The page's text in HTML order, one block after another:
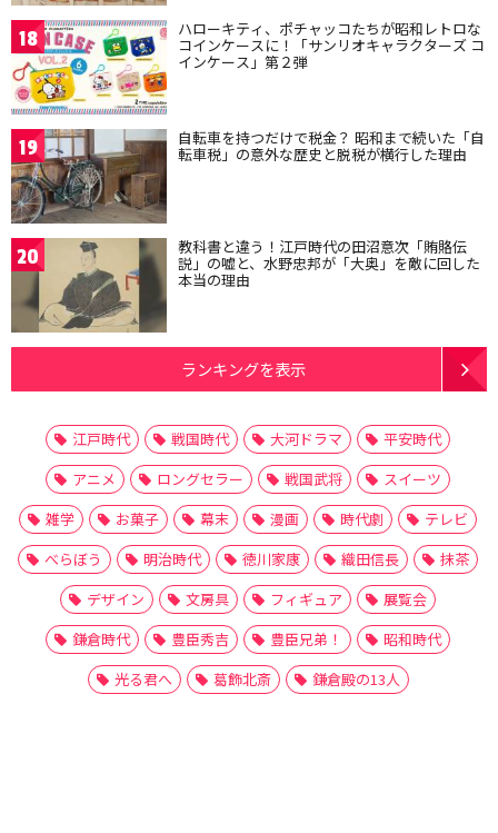
18 ハローキティ、ポチャッコたちが昭和レトロな
コインケースに！「サンリオキャラクターズ コ
インケース」第２弾
19 自転車を持つだけで税金？ 昭和まで続いた「自
転車税」の意外な歴史と脱税が横行した理由
20 教科書と違う！江戸時代の田沼意次「賄賂伝
説」の嘘と、水野忠邦が「大奥」を敵に回した
本当の理由
ランキングを表示
江戸時代 戦国時代 大河ドラマ
平安時代
アニメ
ロングセラー 戦国武将
スイーツ
雑学
お菓子 幕末 漫画 時代劇
テレビ
べらぼう
明治時代 徳川家康 織田信長
抹茶
デザイン
文房具 フィギュア
展覧会
鎌倉時代
豊臣秀吉 豊臣兄弟！
昭和時代
光る君へ
葛飾北斎 鎌倉殿の13人